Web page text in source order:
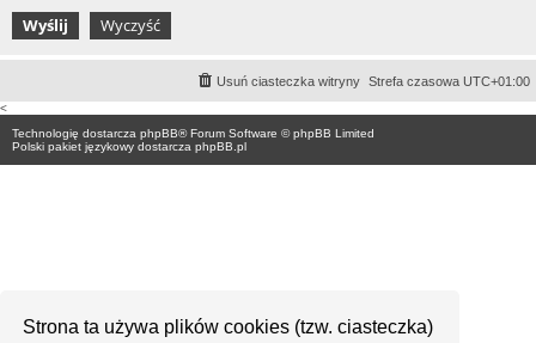
Strona ta używa plików cookies (tzw. ciasteczka)
Strefa czasowa UTC+01:00
Usuń ciasteczka witryny
<
Technologię dostarcza phpBB® Forum Software © phpBB Limited
Polski pakiet językowy dostarcza phpBB.pl